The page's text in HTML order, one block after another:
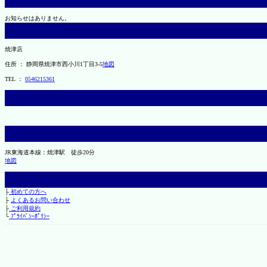
お知らせはありません。
焼津店
住所 ： 静岡県焼津市西小川1丁目3-5地図
TEL ： 0546215361
JR東海道本線：焼津駅 徒歩20分
地図
├初めての方へ
├ よくあるお問い合わせ
├ご利用規約
└ﾌﾟﾗｲﾊﾞｼｰﾎﾟﾘｼｰ